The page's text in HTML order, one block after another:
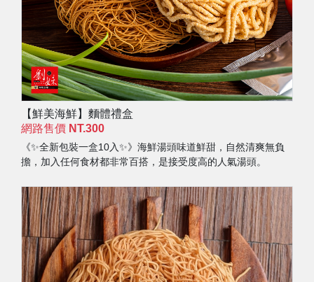
【鮮美海鮮】麵體禮盒
網路售價 NT.300
《✨全新包裝一盒10入✨》海鮮湯頭味道鮮甜，自然清爽無負
擔，加入任何食材都非常百搭，是接受度高的人氣湯頭。